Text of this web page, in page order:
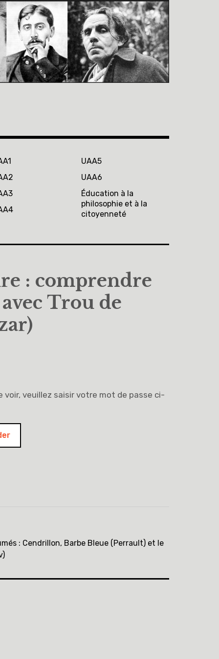
UAA5
UAA6
Éducation à la
philosophie et à la
citoyenneté
: comprendre
Trou de
veuillez saisir votre mot de passe ci-
: Cendrillon, Barbe Bleue (Perrault) et le